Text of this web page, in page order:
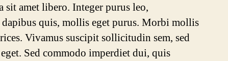
sit amet libero. Integer purus leo,
quis, mollis eget purus. Morbi mollis
Vivamus suscipit sollicitudin sem, sed
Sed commodo imperdiet dui, quis